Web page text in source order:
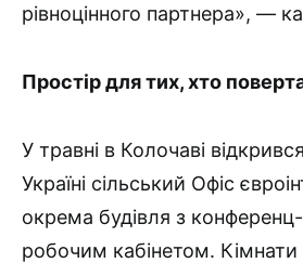
рівноцінного партнера», —
Простір для тих, хто
У травні в Колочаві
Україні сільський Офіс
окрема будівля з
робочим кабінетом.